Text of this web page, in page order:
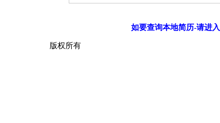
如要查询本地简历-请进
版权所有